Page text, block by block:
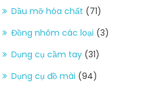
Dầu mỡ hóa chất (71)
Đồng nhôm các loại (3)
Dụng cụ cầm tay (31)
Dụng cụ đồ mài (94)